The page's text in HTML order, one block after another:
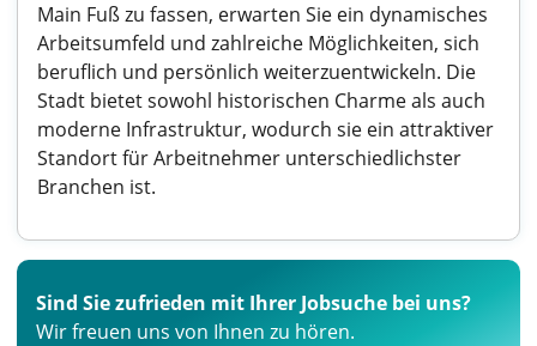
Main Fuß zu fassen, erwarten Sie ein dynamisches
Arbeitsumfeld und zahlreiche Möglichkeiten, sich
beruflich und persönlich weiterzuentwickeln. Die
Stadt bietet sowohl historischen Charme als auch
moderne Infrastruktur, wodurch sie ein attraktiver
Standort für Arbeitnehmer unterschiedlichster
Branchen ist.
Sind Sie zufrieden mit Ihrer Jobsuche bei uns?
Wir freuen uns von Ihnen zu hören.